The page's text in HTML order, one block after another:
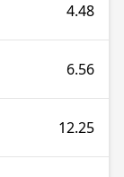
4.48
6.56
12.25